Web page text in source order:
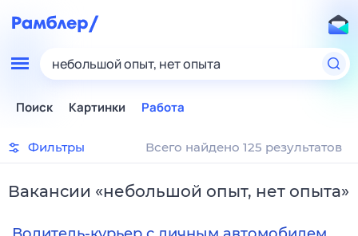
небольшой опыт, нет опыта
Поиск Картинки Работа
Фильтры Всего найдено 125 результатов
Вакансии «небольшой опыт, нет опыта»